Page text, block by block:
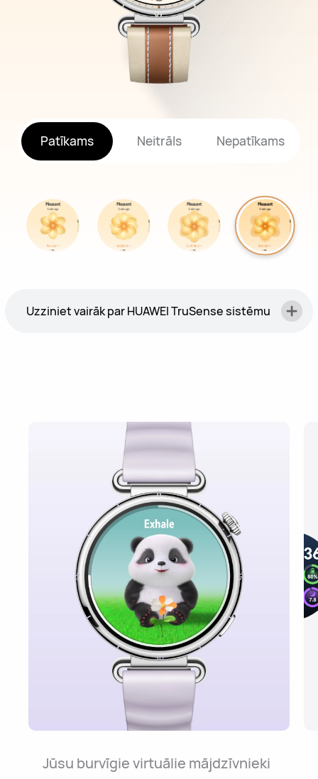
Patīkams Neitrāls Nepatīkams
Uzziniet vairāk par HUAWEI TruSense sistēmu
Jūsu burvīgie virtuālie mājdzīvnieki